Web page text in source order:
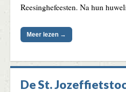
Reesinghefeesten. Na hun
Meer lezen →
De St.